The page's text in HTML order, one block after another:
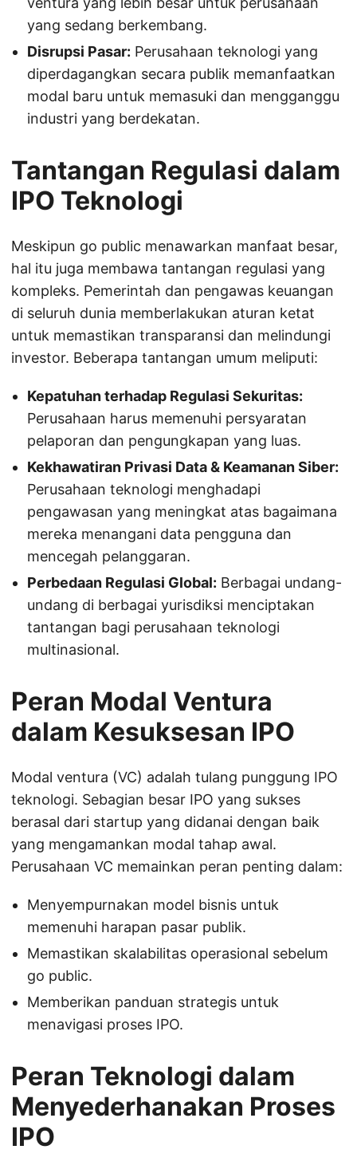
yang sedang berkembang.
Disrupsi Pasar: Perusahaan teknologi yang
diperdagangkan secara publik memanfaatkan
modal baru untuk memasuki dan mengganggu
industri yang berdekatan.
Tantangan Regulasi dalam
IPO Teknologi
Meskipun go public menawarkan manfaat besar,
hal itu juga membawa tantangan regulasi yang
kompleks. Pemerintah dan pengawas keuangan
di seluruh dunia memberlakukan aturan ketat
untuk memastikan transparansi dan melindungi
investor. Beberapa tantangan umum meliputi:
Kepatuhan terhadap Regulasi Sekuritas:
Perusahaan harus memenuhi persyaratan
pelaporan dan pengungkapan yang luas.
Kekhawatiran Privasi Data & Keamanan Siber:
Perusahaan teknologi menghadapi
pengawasan yang meningkat atas bagaimana
mereka menangani data pengguna dan
mencegah pelanggaran.
Perbedaan Regulasi Global: Berbagai undang-
undang di berbagai yurisdiksi menciptakan
tantangan bagi perusahaan teknologi
multinasional.
Peran Modal Ventura
dalam Kesuksesan IPO
Modal ventura (VC) adalah tulang punggung IPO
teknologi. Sebagian besar IPO yang sukses
berasal dari startup yang didanai dengan baik
yang mengamankan modal tahap awal.
Perusahaan VC memainkan peran penting dalam:
Menyempurnakan model bisnis untuk
memenuhi harapan pasar publik.
Memastikan skalabilitas operasional sebelum
go public.
Memberikan panduan strategis untuk
menavigasi proses IPO.
Peran Teknologi dalam
Menyederhanakan Proses
IPO